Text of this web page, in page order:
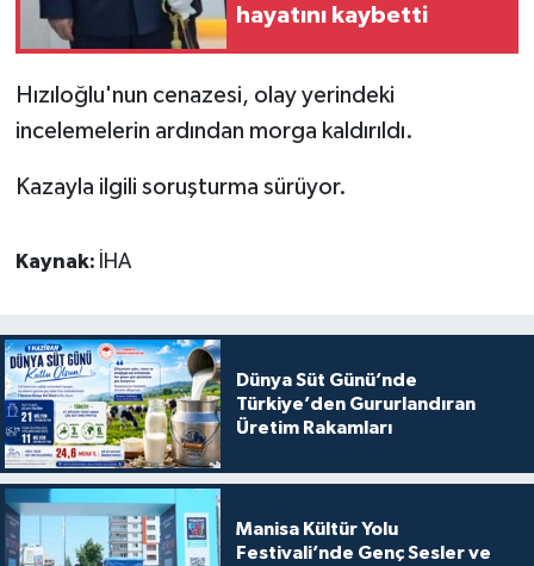
hayatını kaybetti
Hızıloğlu'nun cenazesi, olay yerindeki
incelemelerin ardından morga kaldırıldı.
Kazayla ilgili soruşturma sürüyor.
Kaynak: İHA
Dünya Süt Günü’nde
Türkiye’den Gururlandıran
Üretim Rakamları
Manisa Kültür Yolu
Festivali’nde Genç Sesler ve